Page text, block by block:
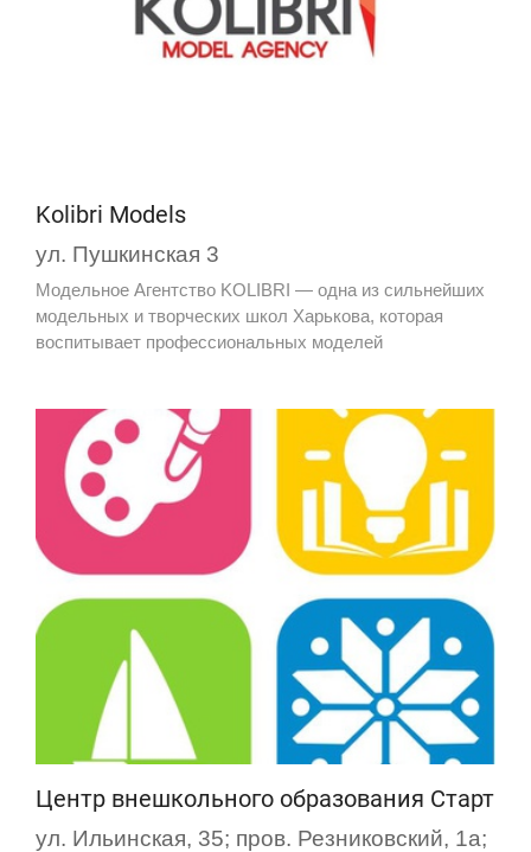
Kolibri Models
ул. Пушкинская 3
Модельное Агентство KOLIBRI — одна из сильнейших
модельных и творческих школ Харькова, которая
воспитывает профессиональных моделей
Центр внешкольного образования Старт
ул. Ильинская, 35; пров. Резниковский, 1а;